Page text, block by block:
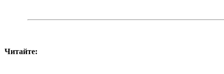
Читайте: